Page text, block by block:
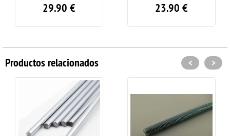
29.90 € 23.90 €
Productos relacionados < >